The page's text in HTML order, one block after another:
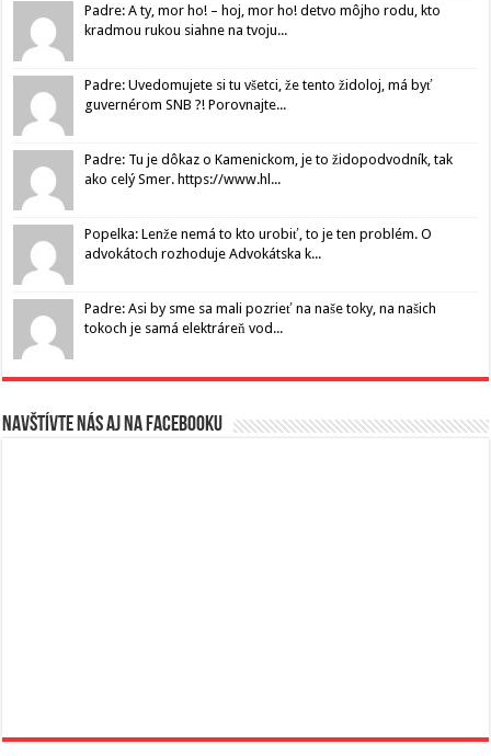
Padre: A ty, mor ho! – hoj, mor ho! detvo môjho rodu, kto
kradmou rukou siahne na tvoju...
Padre: Uvedomujete si tu všetci, že tento židoloj, má byť
guvernérom SNB ?! Porovnajte...
Padre: Tu je dôkaz o Kamenickom, je to židopodvodník, tak
ako celý Smer. https://www.hl...
Popelka: Lenže nemá to kto urobiť, to je ten problém. O
advokátoch rozhoduje Advokátska k...
Padre: Asi by sme sa mali pozrieť na naše toky, na našich
tokoch je samá elektráreň vod...
Navštívte nás aj na Facebooku